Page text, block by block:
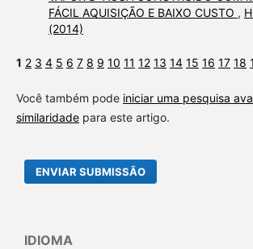
FÁCIL AQUISIÇÃO E BAIXO CUSTO ,
(2014)
1 2 3 4 5 6 7 8 9 10 11 12 13 14 15 16 17 18
Você também pode iniciar uma pesquisa
similaridadepara este artigo.
ENVIAR SUBMISSÃO
IDIOMA